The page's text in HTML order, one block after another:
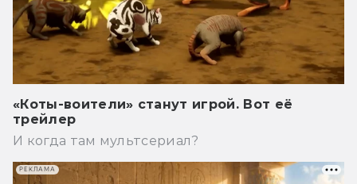
«Коты-воители» станут игрой. Вот её
трейлер
И когда там мультсериал?
РЕКЛАМА